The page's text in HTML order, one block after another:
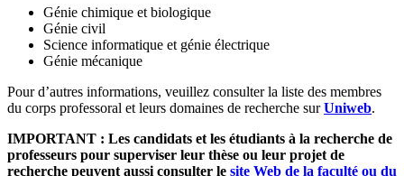
Génie chimique et biologique
Génie civil
Science informatique et génie électrique
Génie mécanique
Pour d’autres informations, veuillez consulter la liste des membres
du corps professoral et leurs domaines de recherche surUniweb.
IMPORTANT : Les candidats et les étudiants à la recherche de
professeurs pour superviser leur thèse ou leur projet de
recherche peuvent aussi consulter le site Web de la faculté ou du